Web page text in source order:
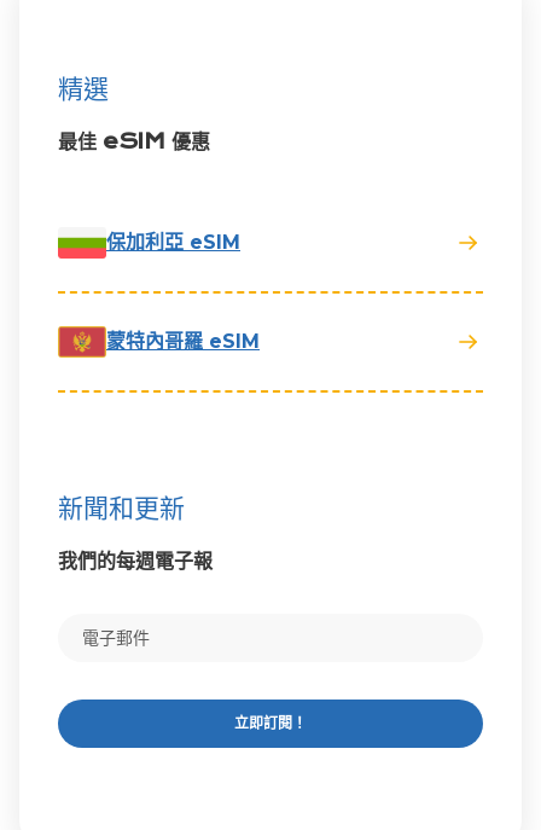
精選
最佳 eSIM 優惠
保加利亞 eSIM
蒙特內哥羅 eSIM
新聞和更新
我們的每週電子報
立即訂閱！